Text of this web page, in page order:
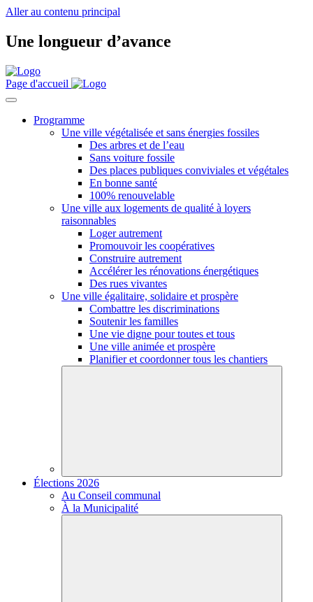
Aller au contenu principal
Une longueur d’avance
Page d'accueil
Programme
Une ville végétalisée et sans énergies fossiles
Des arbres et de l’eau
Sans voiture fossile
Des places publiques conviviales et végétales
En bonne santé
100% renouvelable
Une ville aux logements de qualité à loyers
raisonnables
Loger autrement
Promouvoir les coopératives
Construire autrement
Accélérer les rénovations énergétiques
Des rues vivantes
Une ville égalitaire, solidaire et prospère
Combattre les discriminations
Soutenir les familles
Une vie digne pour toutes et tous
Une ville animée et prospère
Planifier et coordonner tous les chantiers
Élections 2026
Au Conseil communal
À la Municipalité